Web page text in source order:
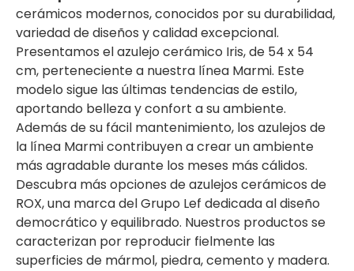
cerámicos modernos, conocidos por su durabilidad,
variedad de diseños y calidad excepcional.
Presentamos el azulejo cerámico Iris, de 54 x 54
cm, perteneciente a nuestra línea Marmi. Este
modelo sigue las últimas tendencias de estilo,
aportando belleza y confort a su ambiente.
Además de su fácil mantenimiento, los azulejos de
la línea Marmi contribuyen a crear un ambiente
más agradable durante los meses más cálidos.
Descubra más opciones de azulejos cerámicos de
ROX, una marca del Grupo Lef dedicada al diseño
democrático y equilibrado. Nuestros productos se
caracterizan por reproducir fielmente las
superficies de mármol, piedra, cemento y madera.